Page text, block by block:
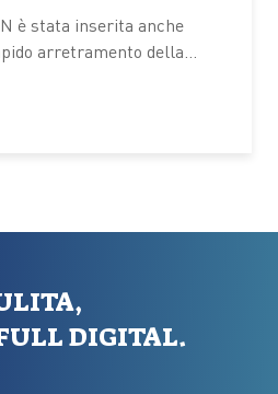
è stata inserita anche
arretramento della
del krill, il piccolo
catena alimentare polare,
gli ecosistemi del
DIGITAL.